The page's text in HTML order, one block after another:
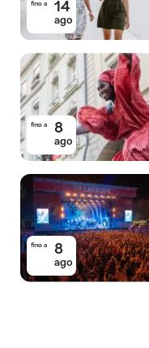
fino a 14
ago
fino a 8
ago
fino a 8
ago